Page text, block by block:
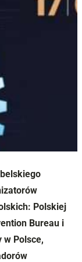
Polskiej
Bureau i
w Polsce,